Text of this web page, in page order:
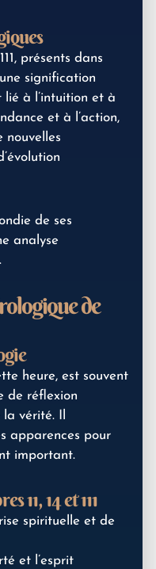
présents dans
signification
lié à l’intuition et à
et à l’action,
nouvelles
de ses
analyse
de
heure, est souvent
de réflexion
vérité. Il
apparences pour
important.
11, 14 et 111
spirituelle et de
et l’esprit